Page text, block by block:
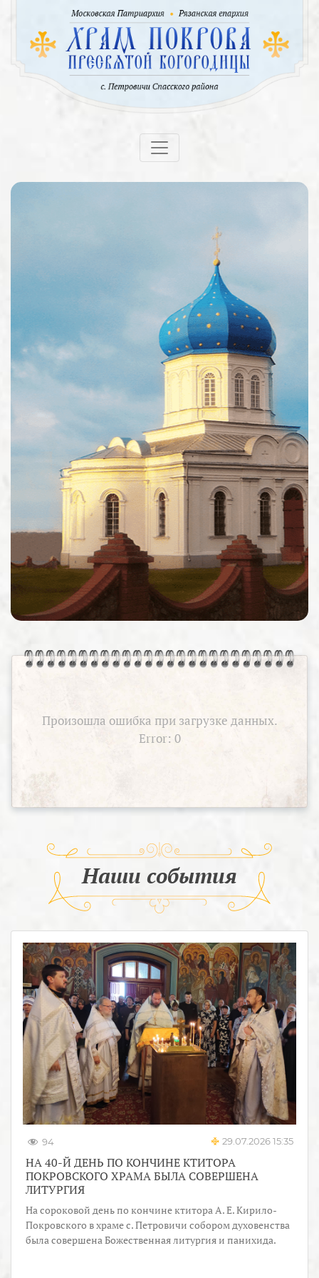
Произошла ошибка при загрузке данных.
Error: 0
Наши события
94 29.07.2026 15:35
НА 40-Й ДЕНЬ ПО КОНЧИНЕ КТИТОРА
ПОКРОВСКОГО ХРАМА БЫЛА СОВЕРШЕНА
ЛИТУРГИЯ
На сороковой день по кончине ктитора А. Е. Кирило-
Покровского в храме с. Петровичи собором духовенства
была совершена Божественная литургия и панихида.